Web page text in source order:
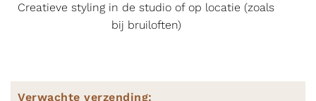
Creatieve styling in de studio of op locatie (zoals
bij bruiloften)
Verwachte verzending: